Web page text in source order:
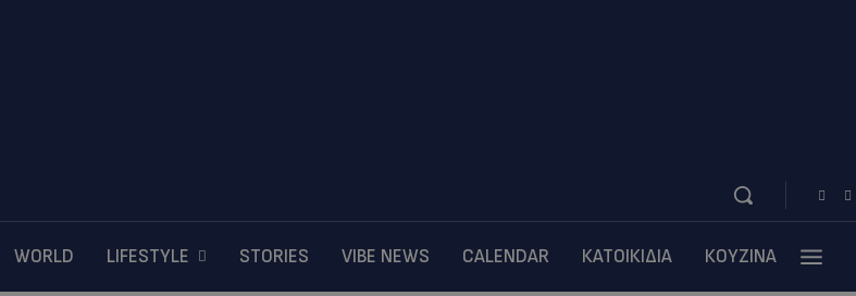
WORLD LIFESTYLE STORIES VIBE NEWS CALENDAR ΚΑΤΟΙΚΙΔΙΑ ΚΟΥΖΙΝΑ